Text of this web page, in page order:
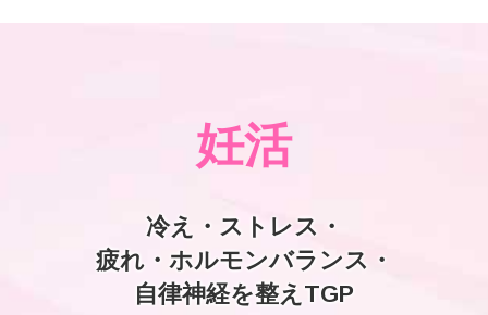
妊活
冷え・ストレス・
疲れ・ホルモンバランス・
自律神経を整えTGP